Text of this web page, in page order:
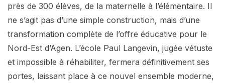
près de 300 élèves, de la maternelle à l’élémentaire. Il
ne s’agit pas d’une simple construction, mais d’une
transformation complète de l’offre éducative pour le
Nord-Est d’Agen. L’école Paul Langevin, jugée vétuste
et impossible à réhabiliter, fermera définitivement ses
portes, laissant place à ce nouvel ensemble moderne,